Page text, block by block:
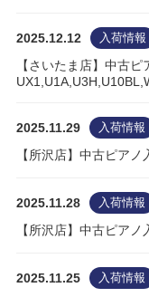
2025.12.12 入荷情報
【さいたま店】中古ピ
2025.11.29 入荷情報
【所沢店】中古ピア
2025.11.28 入荷情報
【所沢店】中古ピア
2025.11.25 入荷情報